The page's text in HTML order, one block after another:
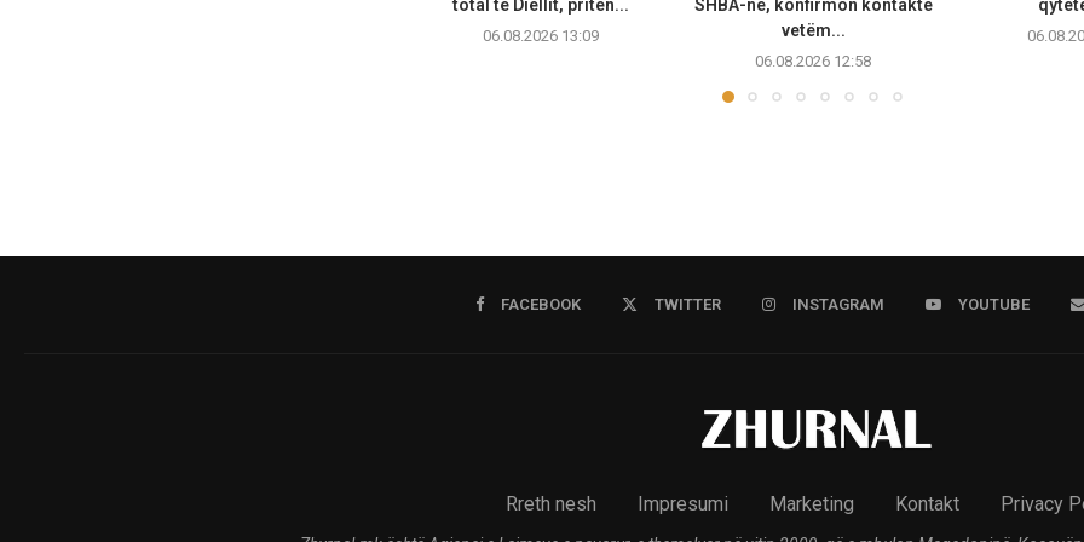
total të Diellit, priten...
06.08.2026 13:09
SHBA-në, konfirmon kontakte
vetëm...
06.08.2026 12:58
FACEBOOK TWITTER INSTAGRAM YOUTUBE
Rreth nesh Impresumi Marketing Kontakt Privacy